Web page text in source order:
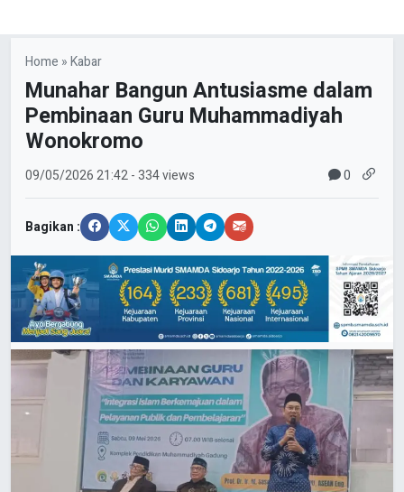
Home »Kabar
Munahar Bangun Antusiasme dalam
Pembinaan Guru Muhammadiyah
Wonokromo
09/05/202621:42- 334 views 0
Bagikan :